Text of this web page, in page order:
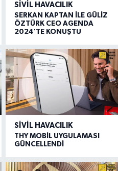
SIVIL HAVACILIK
SERKAN KAPTAN İLE GÜLİZ
ÖZTÜRK CEO AGENDA
2024'TE KONUŞTU
SIVIL HAVACILIK
THY MOBİL UYGULAMASI
GÜNCELLENDİ